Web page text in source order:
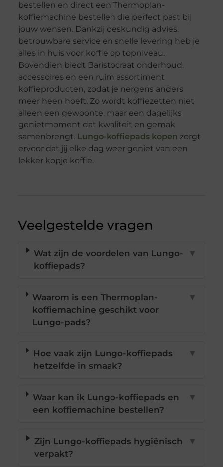
bestellen en direct een Thermoplan-
koffiemachine bestellen die perfect past bij
jouw wensen. Dankzij deskundig advies,
betrouwbare service en snelle levering heb je
alles in huis voor koffie op topniveau.
Bovendien biedt Baristocraat onderhoud,
accessoires en een ruim assortiment
koffieproducten, zodat je nergens anders
meer heen hoeft. Zo wordt koffiezetten niet
alleen een gewoonte, maar een dagelijks
genietmoment dat kwaliteit en gemak
samenbrengt. Lungo-koffiepads kopen zorgt
ervoor dat jij elke dag weer geniet van een
lekker kopje koffie.
Veelgestelde vragen
Wat zijn de voordelen van Lungo-
koffiepads?
▼
Waarom is een Thermoplan-
koffiemachine geschikt voor
Lungo-pads?
▼
Hoe vaak zijn Lungo-koffiepads
hetzelfde in smaak?
▼
Waar kan ik Lungo-koffiepads en
een koffiemachine bestellen?
▼
Zijn Lungo-koffiepads hygiënisch
verpakt?
▼